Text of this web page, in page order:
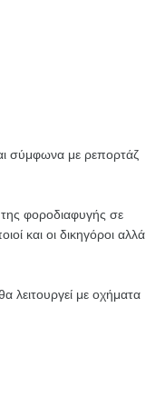
σύμφωνα με ρεπορτάζ
φοροδιαφυγής σε
και οι δικηγόροι αλλά
λειτουργεί με οχήματα